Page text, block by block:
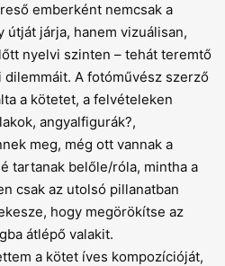
emberként nemcsak a
útját járja, hanem vizuálisan,
nyelvi szinten – tehát teremtő
A fotóművész szerző
a kötetet, a felvételeken
angyalfigurák?,
meg, még ott vannak a
tartanak belőle/róla, mintha a
csak az utolsó pillanatban
hogy megörökítse az
átlépő valakit.
a kötet íves kompozícióját,